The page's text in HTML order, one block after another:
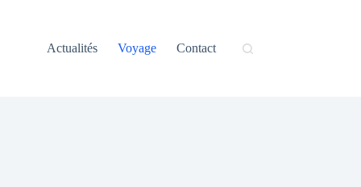
Actualités
Voyage Contact